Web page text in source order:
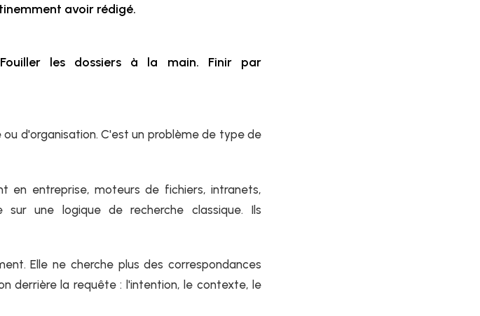
avoir rédigé.
les dossiers à la main. Finir par
d'organisation. C'est un problème de type de
en entreprise, moteurs de fichiers, intranets,
sur une logique de recherche classique. Ils
Elle ne cherche plus des correspondances
derrière la requête : l'intention, le contexte, le